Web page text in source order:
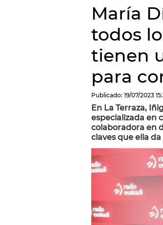
María
todos
tienen
para
Publicado: 19/07/2023
En La Terraza,
especializada en
colaboradora en
claves que ella